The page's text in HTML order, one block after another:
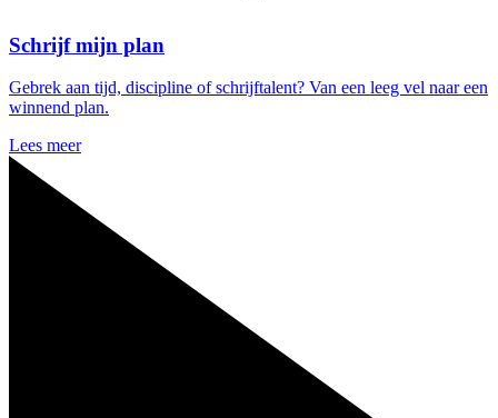
Schrijf mijn plan
Gebrek aan tijd, discipline of schrijftalent? Van een leeg vel naar een
winnend plan.
Lees meer